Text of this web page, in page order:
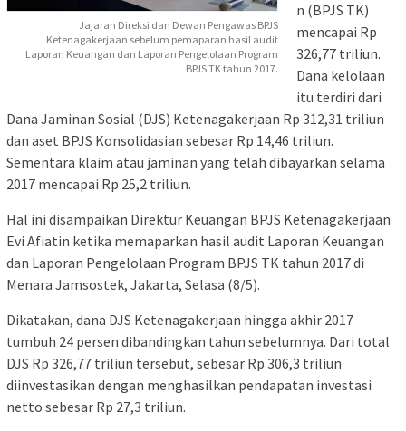
Jajaran Direksi dan Dewan Pengawas BPJS
Ketenagakerjaan sebelum pemaparan hasil audit
Laporan Keuangan dan Laporan Pengelolaan Program
BPJS TK tahun 2017.
n (BPJS TK)
mencapai Rp
326,77 triliun.
Dana kelolaan
itu terdiri dari
Dana Jaminan Sosial (DJS) Ketenagakerjaan Rp 312,31 triliun
dan aset BPJS Konsolidasian sebesar Rp 14,46 triliun.
Sementara klaim atau jaminan yang telah dibayarkan selama
2017 mencapai Rp 25,2 triliun.
Hal ini disampaikan Direktur Keuangan BPJS Ketenagakerjaan
Evi Afiatin ketika memaparkan hasil audit Laporan Keuangan
dan Laporan Pengelolaan Program BPJS TK tahun 2017 di
Menara Jamsostek, Jakarta, Selasa (8/5).
Dikatakan, dana DJS Ketenagakerjaan hingga akhir 2017
tumbuh 24 persen dibandingkan tahun sebelumnya. Dari total
DJS Rp 326,77 triliun tersebut, sebesar Rp 306,3 triliun
diinvestasikan dengan menghasilkan pendapatan investasi
netto sebesar Rp 27,3 triliun.